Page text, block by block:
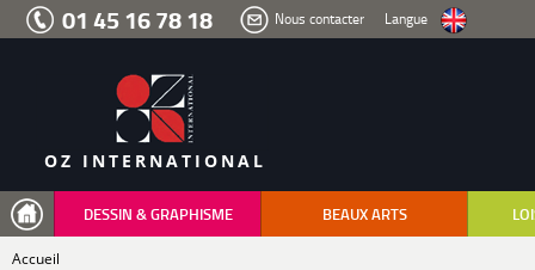
Aller
menu
recherche
01 45 16 78 18 Nous contacter Langue
OZ INTERNATIONAL
DESSIN & GRAPHISME BEAUX ARTS
Accueil